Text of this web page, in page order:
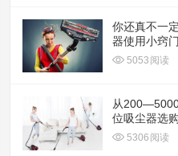
你还真不一
器使用小窍
5053 阅读
从
位吸尘器选
5306 阅读